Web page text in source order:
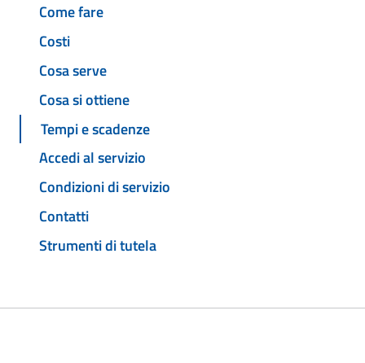
Come fare
Costi
Cosa serve
Cosa si ottiene
Tempi e scadenze
Accedi al servizio
Condizioni di servizio
Contatti
Strumenti di tutela